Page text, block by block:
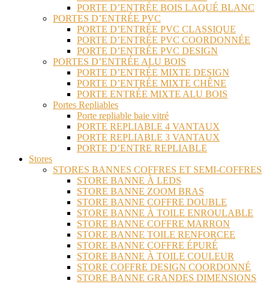
PORTE D’ENTRÉE BOIS LAQUÉ BLANC
PORTES D’ENTRÉE PVC
PORTE D’ENTRÉE PVC CLASSIQUE
PORTE D’ENTRÉE PVC COORDONNÉE
PORTE D’ENTRÉE PVC DESIGN
PORTES D’ENTRÉE ALU BOIS
PORTE D’ENTRÉE MIXTE DESIGN
PORTE D’ENTRÉE MIXTE CHÊNE
PORTE ENTRÉE MIXTE ALU BOIS
Portes Repliables
Porte repliable baie vitré
PORTE REPLIABLE 4 VANTAUX
PORTE REPLIABLE 3 VANTAUX
PORTE D’ENTRE REPLIABLE
Stores
STORES BANNES COFFRES ET SEMI-COFFRES
STORE BANNE À LEDS
STORE BANNE ZOOM BRAS
STORE BANNE COFFRE DOUBLE
STORE BANNE À TOILE ENROULABLE
STORE BANNE COFFRE MARRON
STORE BANNE TOILE RENFORCEE
STORE BANNE COFFRE ÉPURÉ
STORE BANNE À TOILE COULEUR
STORE COFFRE DESIGN COORDONNÉ
STORE BANNE GRANDES DIMENSIONS